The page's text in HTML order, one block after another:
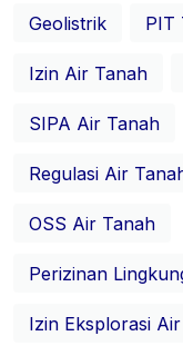
Geolistrik PIT
Izin Air Tanah
SIPA Air Tanah
Regulasi Air
OSS Air Tanah
Perizinan
Izin Eksplorasi